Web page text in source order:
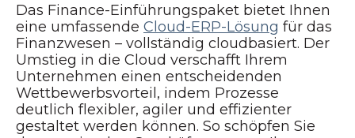
Das Finance-Einführungspaket bietet Ihnen
eine umfassende Cloud-ERP-Lösung für das
Finanzwesen – vollständig cloudbasiert. Der
Umstieg in die Cloud verschafft Ihrem
Unternehmen einen entscheidenden
Wettbewerbsvorteil, indem Prozesse
deutlich flexibler, agiler und effizienter
gestaltet werden können. So schöpfen Sie